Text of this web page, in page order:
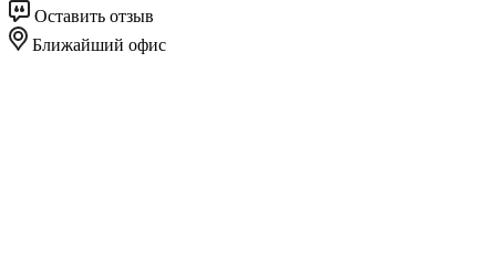
Оставить отзыв
Ближайший офис